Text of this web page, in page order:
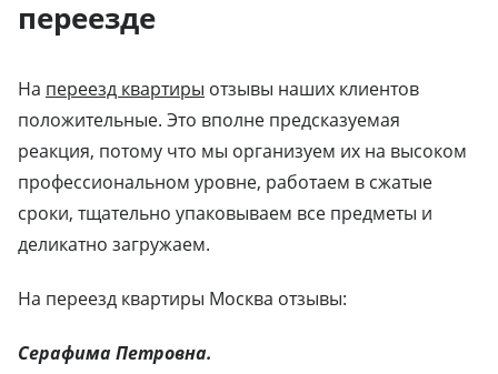
переезде
На переезд квартиры отзывы наших клиентов
положительные. Это вполне предсказуемая
реакция, потому что мы организуем их на высоком
профессиональном уровне, работаем в сжатые
сроки, тщательно упаковываем все предметы и
деликатно загружаем.
На переезд квартиры Москва отзывы:
Серафима Петровна.